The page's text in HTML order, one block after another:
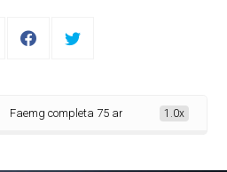
Faemg completa 75 anos ao lado do produtor
1.0x